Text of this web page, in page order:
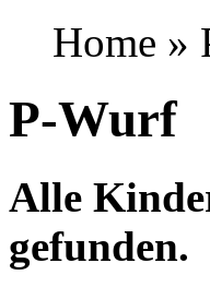
Home »
P-Wurf
Alle
gefunden.